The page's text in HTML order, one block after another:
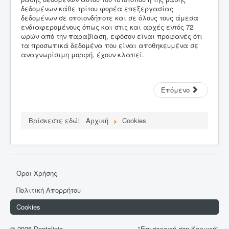
δεδομένων κάθε τρίτου φορέα επεξεργασίας
δεδομένων σε οποιονδήποτε και σε όλους τους άμεσα
ενδιαφερομένους όπως και στις και αρχές εντός 72
ωρών από την παραβίαση, εφόσον είναι προφανές ότι
τα προσωπικά δεδομένα που είναι αποθηκευμένα σε
αναγνωρίσιμη μορφή, έχουν κλαπεί.
Επόμενο
Βρίσκεστε εδώ: Αρχική Cookies
Όροι Χρήσης
Πολιτική Απορρήτου
Cookies